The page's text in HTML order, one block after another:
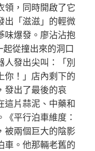
領，同時開啟了它
出「滋滋」的輕微
味爆發。廖沾沾抱
從撞出來的洞口
發出尖叫：「別
你！」店內剩下的
發出了最後的哀
這片蒜泥、中藥和
平行泊車維度：
被兩個巨大的陰影
車。他那輛老舊的